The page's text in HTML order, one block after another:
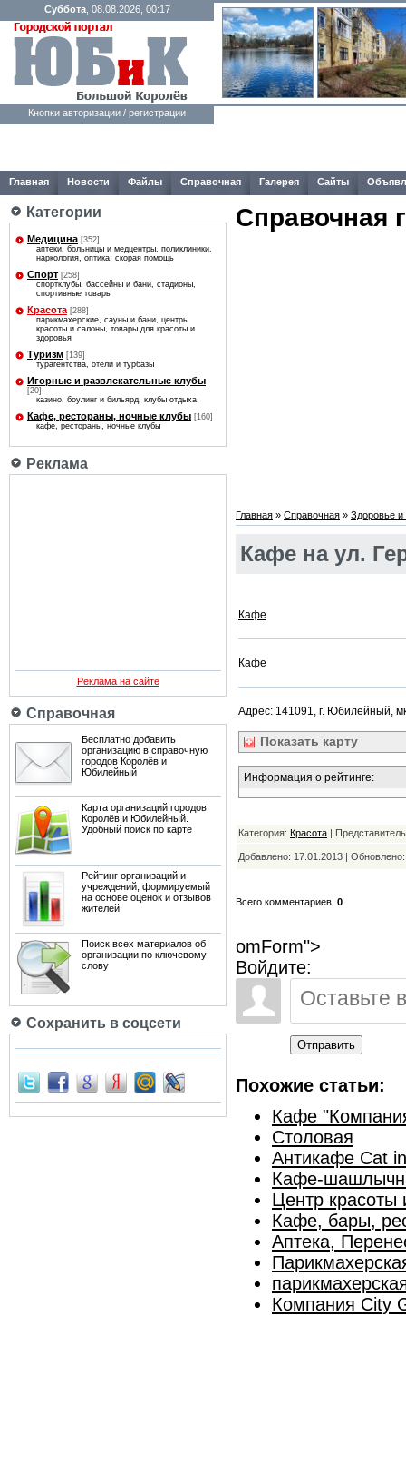
Суббота, 08.08.2026, 00:17
Кнопки авторизации / регистрации
Главная Новости Файлы Справочная Галерея Сайты
Категории
Медицина [352]
аптеки, больницы и медцентры, поликлиники,
наркология, оптика, скорая помощь
Спорт [258]
спортклубы, бассейны и бани, стадионы,
спортивные товары
Красота [288]
парикмахерские, сауны и бани, центры
красоты и салоны, товары для красоты и
здоровья
Туризм [139]
турагентства, отели и турбазы
Игорные и развлекательные клубы
[20]
казино, боулинг и бильярд, клубы отдыха
Кафе, рестораны, ночные клубы [160]
кафе, рестораны, ночные клубы
Реклама
Реклама на сайте
Справочная
Бесплатно добавить
организацию в справочную
городов Королёв и
Юбилейный
Карта организаций городов
Королёв и Юбилейный.
Удобный поиск по карте
Рейтинг организаций и
учреждений, формируемый
на основе оценок и отзывов
жителей
Поиск всех материалов об
организации по ключевому
слову
Сохранить в соцсети
Справочная
Главная » Справочная » Здоровье и
Кафе на ул.
Кафе
Кафе
Адрес: 141091, г. Юбилейный,
Показать карту
Информация о рейтинге:
Категория: Красота |
Добавлено: 17.01.2013 |
Всего комментариев: 0
omForm">
Войдите:
Отправить
Похожие статьи:
Кафе
Столовая
Антикафе Cat
Кафе-
Центр красоты
Кафе, бары,
Аптека,
Компания City